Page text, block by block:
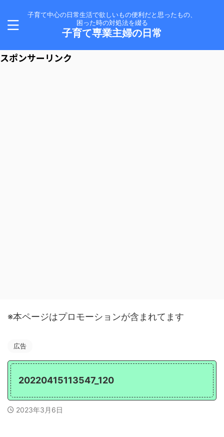
子育て中心の日常生活で欲しいもの便利だと思ったもの、
困った時の対処法を綴る
子育て専業主婦の日常
スポンサーリンク
※本ページはプロモーションが含まれてます
広告
20220415113547_120
2023年3月6日